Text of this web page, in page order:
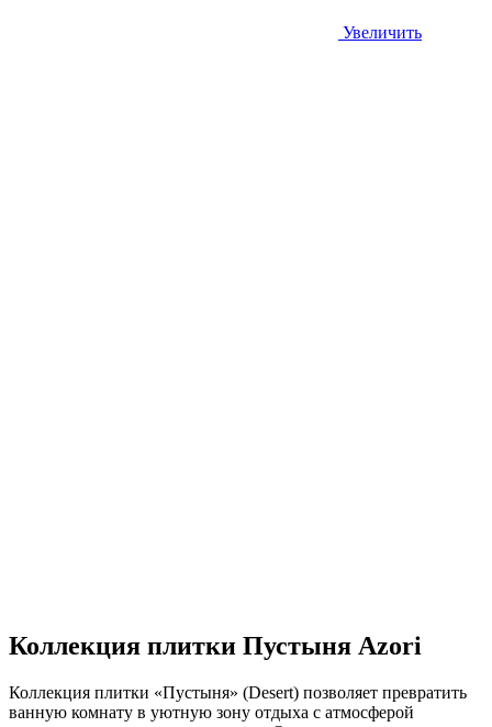
Увеличить
Коллекция плитки Пустыня Azori
Коллекция плитки «Пустыня» (Desert) позволяет превратить
ванную комнату в уютную зону отдыха с атмосферой